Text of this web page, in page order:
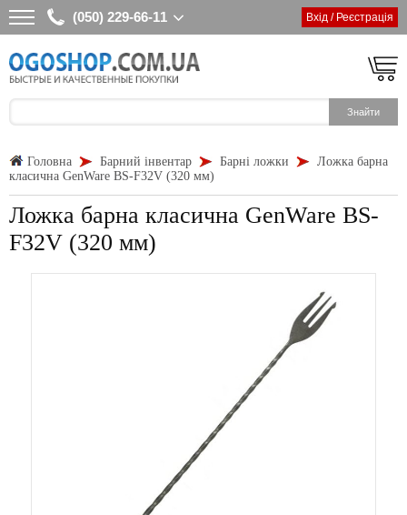
(050) 229-66-11 Вхід / Реєстрація
Головна Барний інвентар Барні ложки
Ложка барна
класична GenWare BS-F32V (320 мм)
Ложка барна класична GenWare BS-
F32V (320 мм)